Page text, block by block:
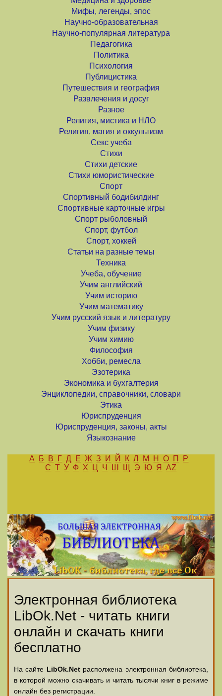
Мифы, легенды, эпос
Научно-образовательная
Научно-популярная литература
Педагогика
Политика
Психология
Публицистика
Путешествия и география
Развлечения и досуг
Разное
Религия, мистика и НЛО
Религия, магия и оккультизм
Секс учеба
Стихи
Стихи детские
Стихи юмористические
Спорт
Спортивный бодибилдинг
Спортивные карточные игры
Спорт рыболовный
Спорт, футбол
Спорт, хоккей
Статьи на разные темы
Техника
Учеба, обучение
Учим английский
Учим историю
Учим математику
Учим русский язык и литературу
Учим физику
Учим химию
Философия
Хобби, ремесла
Эзотерика
Экономика и бухгалтерия
Энциклопедии, справочники, словари
Этика
Юриспруденция
Юриспруденция, законы, акты
Языкознание
А Б В Г Д Е Ж З И Й К Л М Н О П
Р
С Т У Ф Х Ц Ч Ш Щ Э Ю Я AZ
Электронная библиотека
LibOk.Net - читать книги
онлайн и скачать книги
бесплатно
На сайте LibOk.Netрасполжена электронная библиотека,
в которой можно скачивать и читать тысячи книг в режиме
онлайн без регистрации.